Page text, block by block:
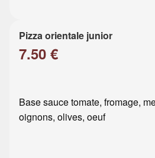
Pizza orientale junior
7.50 €
Base sauce tomate, fromage,
oignons, olives, oeuf